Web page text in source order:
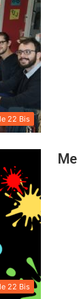
22 Bis
22 Bis